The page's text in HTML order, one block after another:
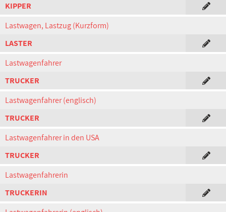
KIPPER
Lastwagen, Lastzug (Kurzform)
LASTER
Lastwagenfahrer
TRUCKER
Lastwagenfahrer (englisch)
TRUCKER
Lastwagenfahrer in den USA
TRUCKER
Lastwagenfahrerin
TRUCKERIN